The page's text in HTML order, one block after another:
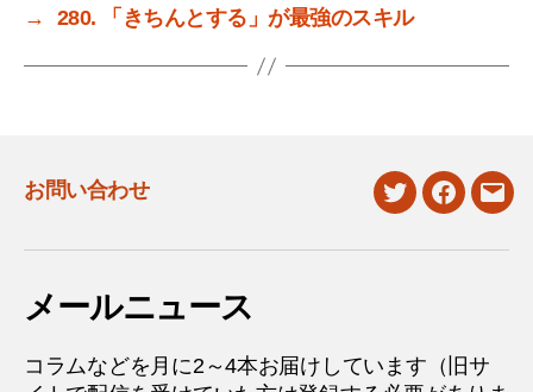
→
280. 「きちんとする」が最強のスキル
お問い合わせ
twitterfacebook
メールニュース
コラムなどを月に2～4本お届けしています（旧サ